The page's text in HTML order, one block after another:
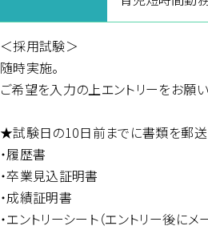
＜採用試験＞
随時実施。
ご希望を入力の上エントリーをお願
★試験日の10日前までに書類を郵送
・履歴書
・卒業見込証明書
・成績証明書
・エントリーシート（エントリー後に